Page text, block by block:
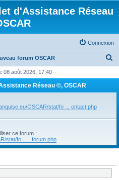
d'Assistance Réseau
Connexion
forum OSCAR
h
r
r
08 août 2026, 17:40
Réseau ©, OSCAR
OSCAR/stat/fo ... ontact.php
ce forum :
stat/fo ... _forum.php